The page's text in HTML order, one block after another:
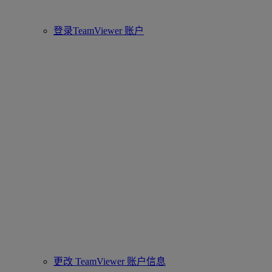
登录TeamViewer 账户
更改 TeamViewer 账户信息